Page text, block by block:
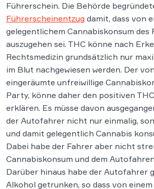
Führerschein. Die Behörde
Führerscheinentzug damit, dass von
gelegentlichem Cannabiskonsum des
auszugehen sei. THC könne nach
Rechtsmedizin grundsätzlich nur
im Blut nachgewiesen werden. Der
eingeräumte unfreiwillige
Party, könne daher den positiven
erklären. Es müsse davon
der Autofahrer nicht nur einmalig,
und damit gelegentlich Cannabis
Dabei habe der Fahrer aber nicht
Cannabiskonsum und dem
Darüber hinaus habe der Autofahrer
Alkohol getrunken, so dass von